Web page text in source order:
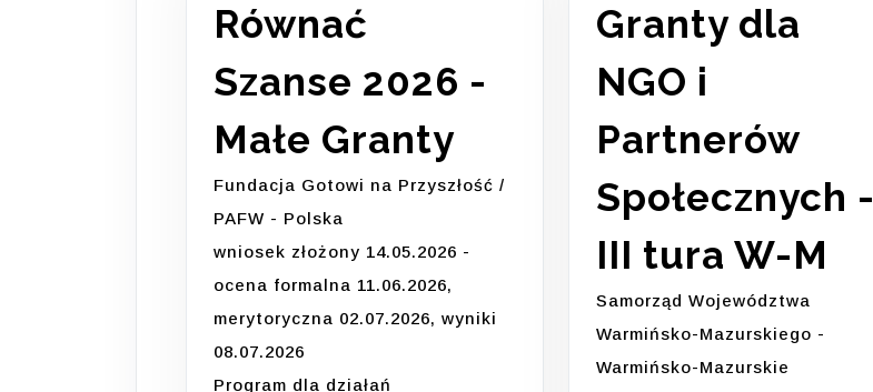
Równać
Szanse 2026 -
Małe Granty
Fundacja Gotowi na Przyszłość /
PAFW - Polska
wniosek złożony 14.05.2026 -
ocena formalna 11.06.2026,
merytoryczna 02.07.2026, wyniki
08.07.2026
Program dla działań
Granty dla
NGO i
Partnerów
Społecznych -
III tura W-M
Samorząd Województwa
Warmińsko-Mazurskiego -
Warmińsko-Mazurskie